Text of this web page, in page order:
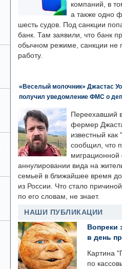
компаний, в
а также одно
шесть судов. Под санкции
банк. Там заявили, что банк
обычном режиме, санкции не
работу.
«Веселый молочник» Джастас
получил уведомление ФМС о
Переехавший
фермер
известный
сообщил, что
аннулировании вида на
семьей в ближайшее время
из России. Что стало
по его словам, не знает.
НАШИ ПУБЛИКАЦИИ
Вопреки
в день
Картина
по